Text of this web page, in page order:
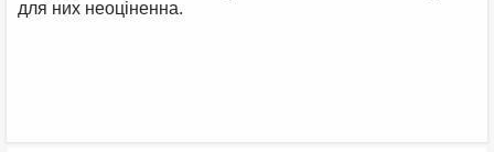
для них неоціненна.